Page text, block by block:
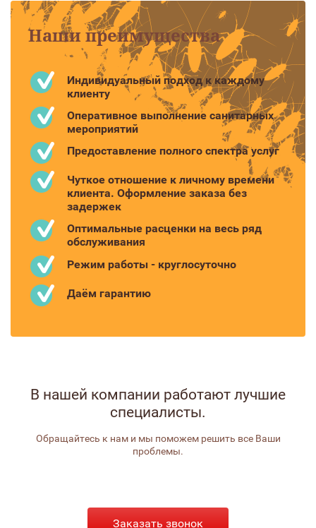
Наши преимущества
Индивидуальный подход к каждому
клиенту
Оперативное выполнение санитарных
мероприятий
Предоставление полного спектра услуг
Чуткое отношение к личному времени
клиента. Оформление заказа без
задержек
Оптимальные расценки на весь ряд
обслуживания
Режим работы - круглосуточно
Даём гарантию
В нашей компании работают лучшие
специалисты.
Обращайтесь к нам и мы поможем решить все Ваши
проблемы.
Заказать звонок